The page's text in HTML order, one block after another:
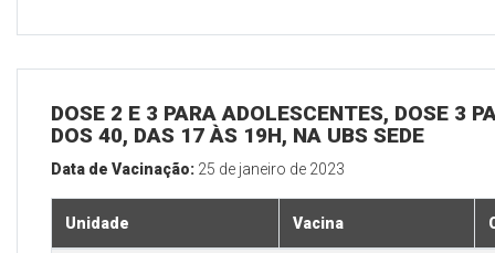
DOSE 2 E 3 PARA ADOLESCENTES, DOSE 3
DOS 40, DAS 17 ÀS 19H, NA UBS SEDE
Data de Vacinação: 25 de janeiro de 2023
Unidade Vacina